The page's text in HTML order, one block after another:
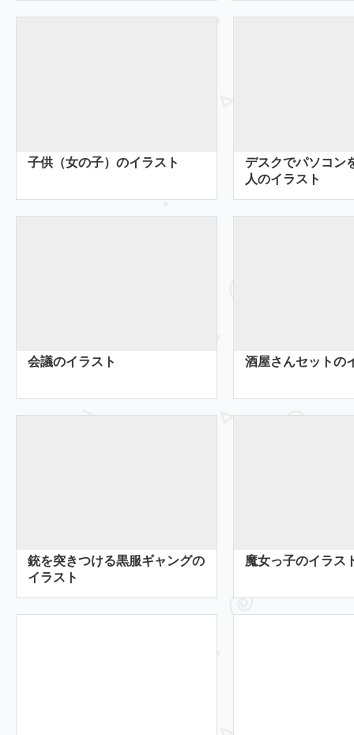
子供（女の子）のイラスト
デスクでパソコン
人のイラスト
会議のイラスト 酒屋さんセットの
銃を突きつける黒服ギャングの
イラスト
魔女っ子のイラス